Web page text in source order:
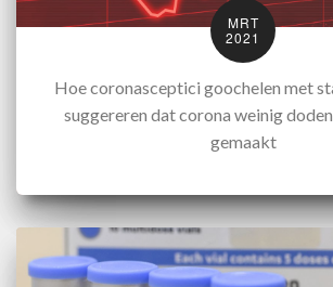
MRT
2021
Hoe coronasceptici goochelen met
suggereren dat corona weinig
gemaakt